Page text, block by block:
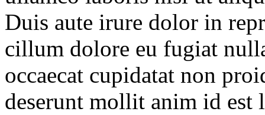
Duis aute irure dolor in
cillum dolore eu fugiat
occaecat cupidatat non
deserunt mollit anim id est